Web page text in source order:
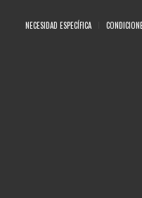
NECESIDAD ESPECÍFICA